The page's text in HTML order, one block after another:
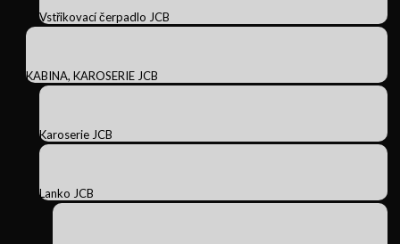
Vstřikovací čerpadlo JCB
KABINA, KAROSERIE JCB
Karoserie JCB
Lanko JCB